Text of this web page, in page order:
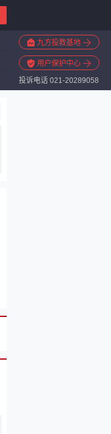
九方投教基地
用户保护中心
投诉电话 021-20289058